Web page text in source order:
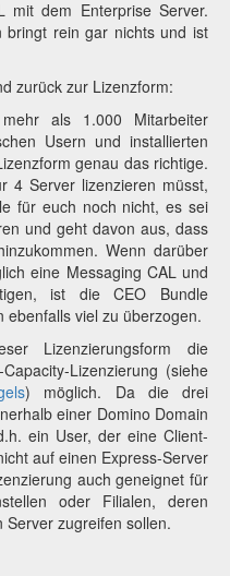
mit dem Enterprise Server.
bringt rein gar nichts und ist
zurück zur Lizenzform:
als 1.000 Mitarbeiter
Usern und installierten
genau das richtige.
4 Server lizenzieren müsst,
für euch noch nicht, es sei
und geht davon aus, dass
Wenn darüber
eine Messaging CAL und
ist die CEO Bundle
ebenfalls viel zu überzogen.
Lizenzierungsform die
Lizenzierung (siehe
) möglich. Da die drei
einer Domino Domain
ein User, der eine Client-
auf einen Express-Server
auch geneignet für
oder Filialen, deren
zugreifen sollen.